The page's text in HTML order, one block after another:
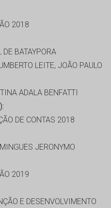
2018
BATAYPORA
LEITE, JOÃO PAULO
ADALA BENFATTI
DE CONTAS 2018
JERONYMO
2019
E DESENVOLVIMENTO